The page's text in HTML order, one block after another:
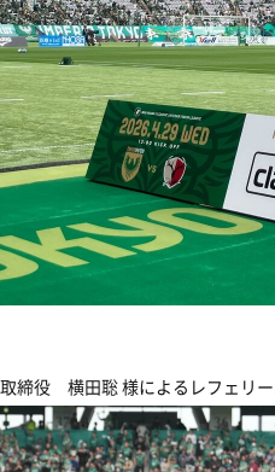
役 横田聡 様によるレフェリー